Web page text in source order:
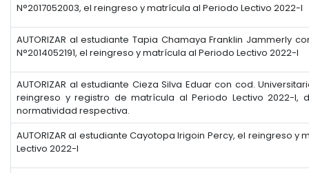
N°2017052003, el reingreso y matrícula al Periodo Lectivo 2022-I
AUTORIZAR al estudiante Tapia Chamaya Franklin Jammerly
N°2014052191, el reingreso y matrícula al Periodo Lectivo 2022-I
AUTORIZAR al estudiante Cieza Silva Eduar con cod.
reingreso y registro de matrícula al Periodo Lectivo 2022-I,
normatividad respectiva.
AUTORIZAR al estudiante Cayotopa Irigoin Percy, el reingreso y
Lectivo 2022-I